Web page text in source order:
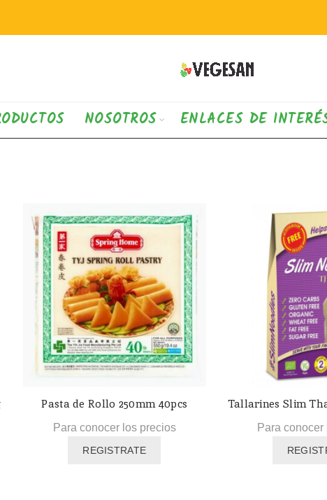
NOSOTROS ENLACES DE
Pasta de Rollo 250mm 40pcs
Para conocer los precios
REGISTRATE
Tallarines Slim
Para